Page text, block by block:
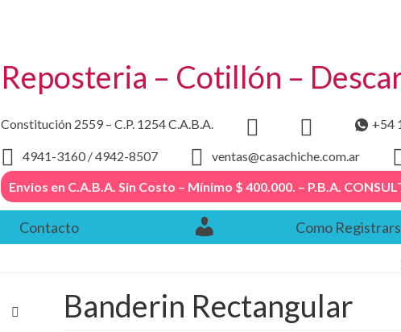
Reposteria – Cotillón –
Constitución 2559 – C.P. 1254 C.A.B.A. +54
4941-3160 / 4942-8507 ventas@casachiche.com.ar
Envios en C.A.B.A. Sin Costo – Mínimo $ 400.000. – P.B.A.
Contacto Como
Banderin Rectangular